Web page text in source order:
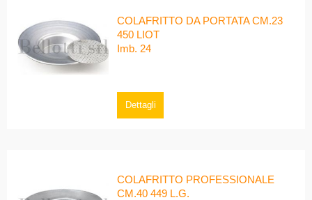
COLAFRITTO DA PORTATA CM.23
450 LIOT
Imb. 24
Dettagli
COLAFRITTO PROFESSIONALE
CM.40 449 L.G.